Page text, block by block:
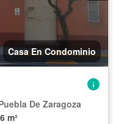
Casa En Condominio
De Zaragoza
m²